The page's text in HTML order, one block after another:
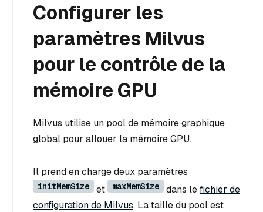
Configurer les
paramètres Milvus
pour le contrôle de la
mémoire GPU
Milvus utilise un pool de mémoire graphique
global pour allouer la mémoire GPU.
Il prend en charge deux paramètres
initMemSize et maxMemSize dans lefichier de
configuration de Milvus. La taille du pool est